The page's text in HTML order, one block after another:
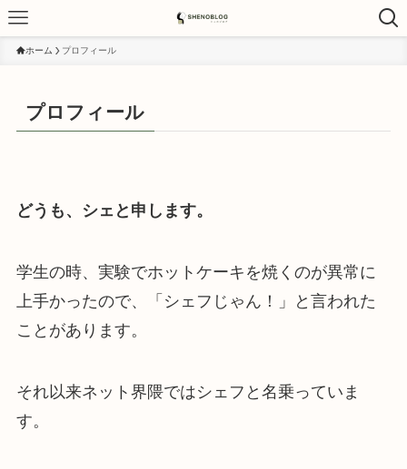
ホーム プロフィール
プロフィール
どうも、シェと申します。
学生の時、実験でホットケーキを焼くのが異常に
上手かったので、「シェフじゃん！」と言われた
ことがあります。
それ以来ネット界隈ではシェフと名乗っていま
す。